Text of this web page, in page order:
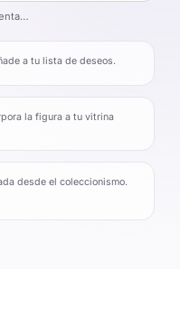
a tu lista de deseos.
la figura a tu vitrina
desde el coleccionismo.